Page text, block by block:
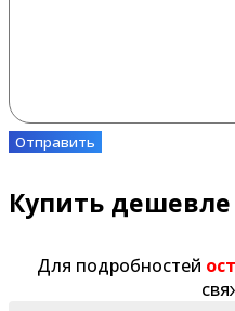
Отправить
Купить дешевле
Для подробностей